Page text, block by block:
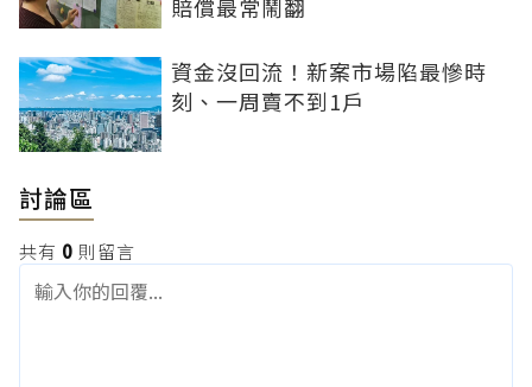
賠償最常鬧翻
資金沒回流！新案市場陷最慘時
刻、一周賣不到1戶
討論區
共有 0 則留言